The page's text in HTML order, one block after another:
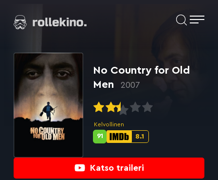
suoraan
Elokuvat ja elokuva-arviot | Rollekino.fi
jälkeen.
Katso traileri
No Country for Old
Men
2007
Kelvollinen
IMDb-
8.1
Metascore-
91